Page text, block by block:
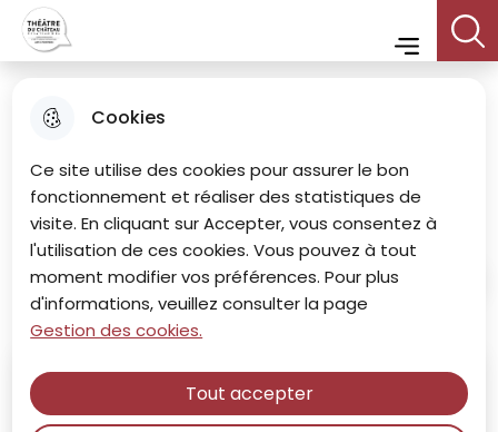
Cookies
Ce site utilise des cookies pour assurer le bon
fonctionnement et réaliser des statistiques de
visite. En cliquant sur Accepter, vous consentez à
l'utilisation de ces cookies. Vous pouvez à tout
moment modifier vos préférences. Pour plus
d'informations, veuillez consulter la page
Gestion des cookies.
Tout accepter
Aller
au
menu
principal
Consulter
le plan du
site
Menu
Théâtre
Accueil
Mars2026